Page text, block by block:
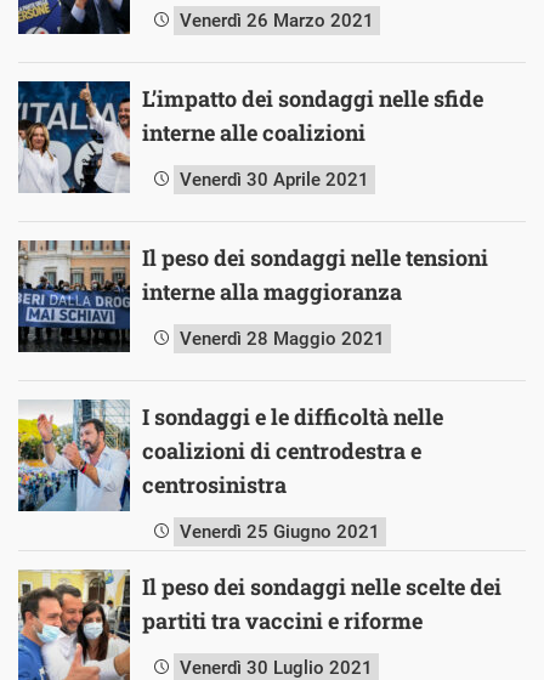
Venerdì 26 Marzo 2021
L’impatto dei sondaggi nelle sfide
interne alle coalizioni
Venerdì 30 Aprile 2021
Il peso dei sondaggi nelle tensioni
interne alla maggioranza
Venerdì 28 Maggio 2021
I sondaggi e le difficoltà nelle
coalizioni di centrodestra e
centrosinistra
Venerdì 25 Giugno 2021
Il peso dei sondaggi nelle scelte dei
partiti tra vaccini e riforme
Venerdì 30 Luglio 2021